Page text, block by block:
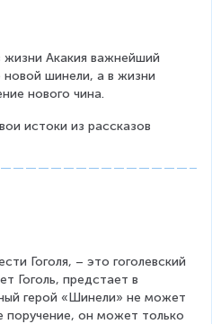
Акакия важнейший
шинели, а в жизни
нового чина.
истоки из рассказов
Гоголя, – это гоголевский
Гоголь, предстает в
герой «Шинели» не может
он может только